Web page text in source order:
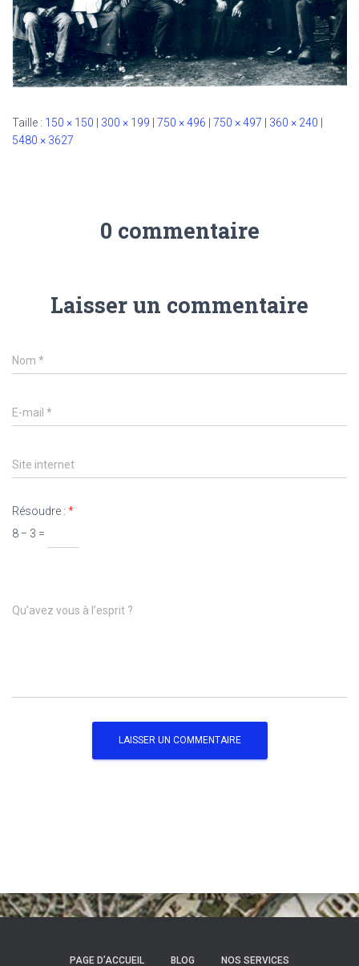
Taille : 150 × 150 300 × 199 750 × 496 750 × 497 360 × 240
5480 × 3627
0 commentaire
Laisser un commentaire
Nom *
E-mail *
Site internet
Résoudre : *
8 − 3 =
Qu’avez vous à l’esprit ?
PAGE D’ACCUEIL BLOG NOS SERVICES